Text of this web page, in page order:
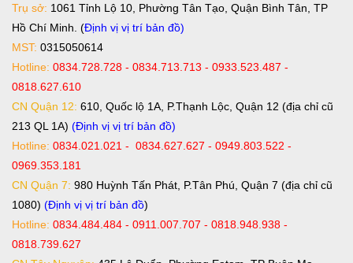
Trụ sở: 1061 Tỉnh Lộ 10, Phường Tân Tạo, Quận Bình Tân, TP
Hồ Chí Minh. (Định vị vị trí bản đồ)
MST: 0315050614
Hotline: 0834.728.728 - 0834.713.713 - 0933.523.487 -
0818.627.610
CN Quận 12: 610, Quốc lộ 1A, P.Thạnh Lộc, Quận 12 (địa chỉ cũ
213 QL 1A) (Định vị vị trí bản đồ)
Hotline: 0834.021.021 - 0834.627.627 - 0949.803.522 -
0969.353.181
CN Quận 7: 980 Huỳnh Tấn Phát, P.Tân Phú, Quận 7 (địa chỉ cũ
1080) (Định vị vị trí bản đồ)
Hotline: 0834.484.484 - 0911.007.707 - 0818.948.938 -
0818.739.627